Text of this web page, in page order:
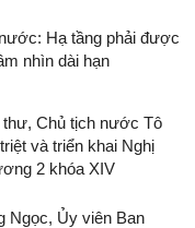
Hạ tầng phải được
nhìn dài hạn
thư, Chủ tịch nước Tô
và triển khai Nghị
2 khóa XIV
Ngọc, Ủy viên Ban